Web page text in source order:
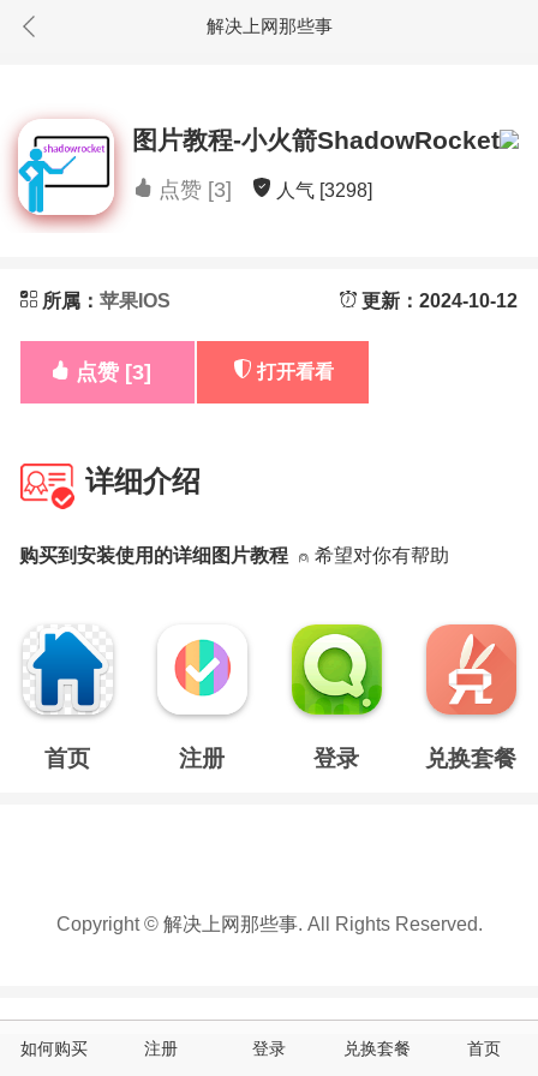
解决上网那些事
图片教程-小火箭ShadowRocket
点赞 [3] 人气 [3298]
所属： 苹果IOS 更新：2024-10-12
点赞 [3] 打开看看
详细介绍
购买到安装使用的详细图片教程 ⍝ 希望对你有帮助
首页 注册 登录 兑换套餐
Copyright © 解决上网那些事. All Rights Reserved.
如何购买 注册 登录 兑换套餐 首页